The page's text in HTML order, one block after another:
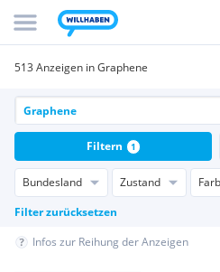
513 Anzeigen in Graphene
Bundesland Zustand
Filter zurücksetzen
Filtern 1
Infos zur Reihung der Anzeigen